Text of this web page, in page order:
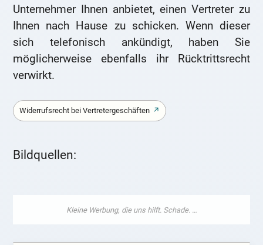
Unternehmer Ihnen anbietet, einen Vertreter zu
Ihnen nach Hause zu schicken. Wenn dieser
sich telefonisch ankündigt, haben Sie
möglicherweise ebenfalls ihr Rücktrittsrecht
verwirkt.
Widerrufsrecht bei Vertretergeschäften
Bildquellen: